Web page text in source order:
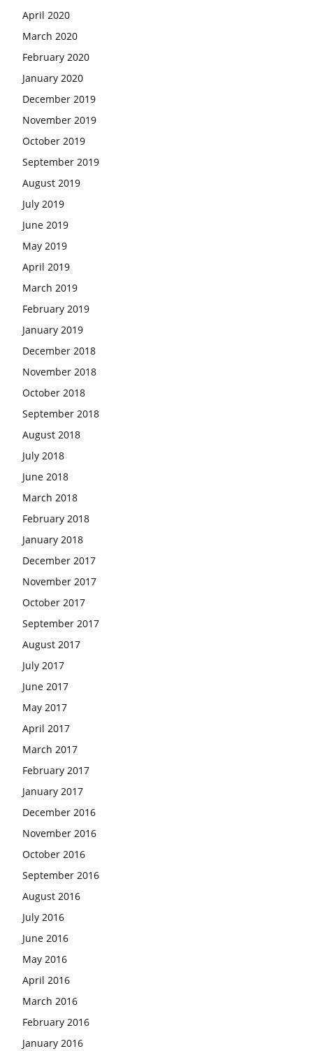
April 2020
March 2020
February 2020
January 2020
December 2019
November 2019
October 2019
September 2019
August 2019
July 2019
June 2019
May 2019
April 2019
March 2019
February 2019
January 2019
December 2018
November 2018
October 2018
September 2018
August 2018
July 2018
June 2018
March 2018
February 2018
January 2018
December 2017
November 2017
October 2017
September 2017
August 2017
July 2017
June 2017
May 2017
April 2017
March 2017
February 2017
January 2017
December 2016
November 2016
October 2016
September 2016
August 2016
July 2016
June 2016
May 2016
April 2016
March 2016
February 2016
January 2016